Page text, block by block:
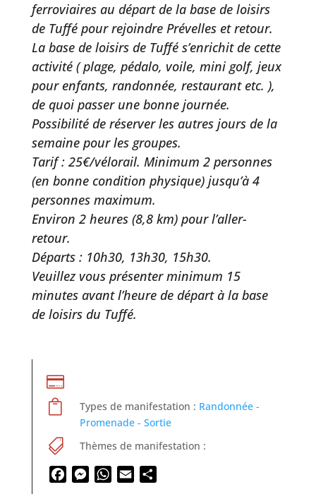
ferroviaires au départ de la base de loisirs
de Tuffé pour rejoindre Prévelles et retour.
La base de loisirs de Tuffé s’enrichit de cette
activité ( plage, pédalo, voile, mini golf, jeux
pour enfants, randonnée, restaurant etc. ),
de quoi passer une bonne journée.
Possibilité de réserver les autres jours de la
semaine pour les groupes.
Tarif : 25€/vélorail. Minimum 2 personnes
(en bonne condition physique) jusqu’à 4
personnes maximum.
Environ 2 heures (8,8 km) pour l’aller-
retour.
Départs : 10h30, 13h30, 15h30.
Veuillez vous présenter minimum 15
minutes avant l’heure de départ à la base
de loisirs du Tuffé.


Types de manifestation : Randonnée -
Promenade - Sortie
 Thèmes de manifestation :
FacebookMessenger
WhatsApp
Email